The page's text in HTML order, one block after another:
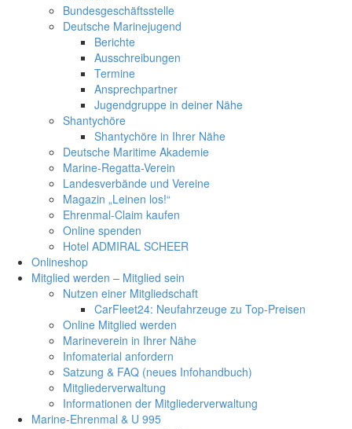
Bundesgeschäftsstelle
Deutsche Marinejugend
Berichte
Ausschreibungen
Termine
Ansprechpartner
Jugendgruppe in deiner Nähe
Shantychöre
Shantychöre in Ihrer Nähe
Deutsche Maritime Akademie
Marine-Regatta-Verein
Landesverbände und Vereine
Magazin „Leinen los!“
Ehrenmal-Claim kaufen
Online spenden
Hotel ADMIRAL SCHEER
Onlineshop
Mitglied werden – Mitglied sein
Nutzen einer Mitgliedschaft
CarFleet24: Neufahrzeuge zu Top-Preisen
Online Mitglied werden
Marineverein in Ihrer Nähe
Infomaterial anfordern
Satzung & FAQ (neues Infohandbuch)
Mitgliederverwaltung
Informationen der Mitgliederverwaltung
Marine-Ehrenmal & U 995